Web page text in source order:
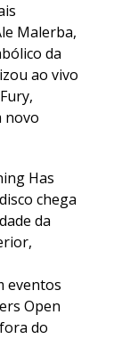
Malerba,
da
ao vivo
novo
Has
chega
da
eventos
Open
do